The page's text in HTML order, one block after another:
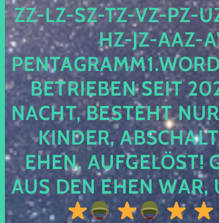
-LZ-SZ-TZ-VZ-PZ-UZ-
-JZ-AAZ-
TRIEBEN SEIT 2024
CHT, BESTEHT NUR
NDER,
EN, AUFGELÖST!
S DEN EHEN WAR,